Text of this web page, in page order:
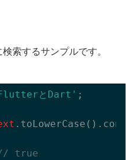
索するサンプルです。
とDart' ;
true